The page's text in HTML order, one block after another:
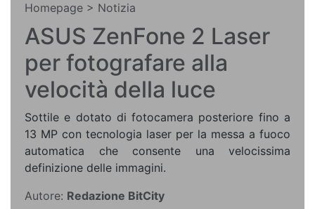
Homepage > Notizia
ASUS ZenFone 2 Laser
per fotografare alla
velocità della luce
Sottile e dotato di fotocamera posteriore fino a
13 MP con tecnologia laser per la messa a fuoco
automatica che consente una velocissima
definizione delle immagini.
Autore: Redazione BitCity